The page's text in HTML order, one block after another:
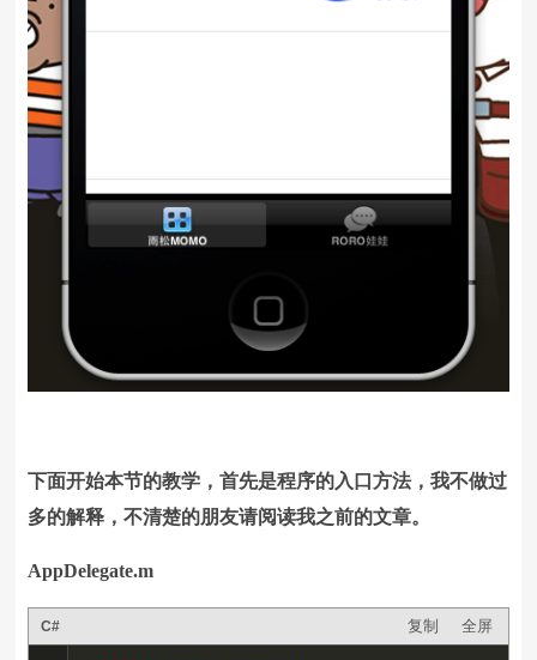
下面开始本节的教学，首先是程序的入口方法，我不做过
多的解释，不清楚的朋友请阅读我之前的文章。
AppDelegate.m
C# 复制 全屏